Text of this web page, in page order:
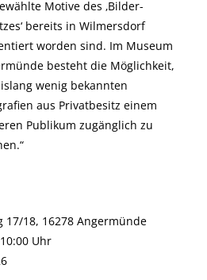
Motive des ‚Bilder-
bereits in Wilmersdorf
worden sind. Im Museum
besteht die Möglichkeit,
wenig bekannten
aus Privatbesitz einem
Publikum zugänglich zu
17/18, 16278 Angermünde
Uhr